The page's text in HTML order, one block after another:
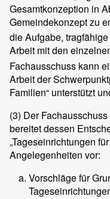
Gesamtkonzeption in
Gemeindekonzept zu
die Aufgabe,
Arbeit mit den
Fachausschuss kann
Arbeit der
Familien“ unterstützt
(3) Der
bereitet dessen
„Tageseinrichtungen
Angelegenheiten vor:
Vorschläge für